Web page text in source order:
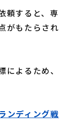
頼すると、専
がもたらされ
よるため、
ンディング戦